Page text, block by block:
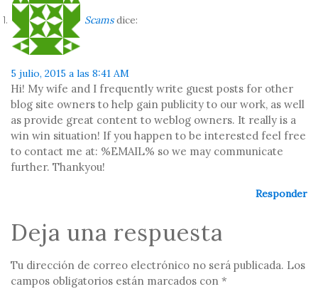
Scams dice:
5 julio, 2015 a las 8:41 AM
Hi! My wife and I frequently write guest posts for other
blog site owners to help gain publicity to our work, as well
as provide great content to weblog owners. It really is a
win win situation! If you happen to be interested feel free
to contact me at: %EMAIL% so we may communicate
further. Thankyou!
Responder
Deja una respuesta
Tu dirección de correo electrónico no será publicada. Los
campos obligatorios están marcados con *